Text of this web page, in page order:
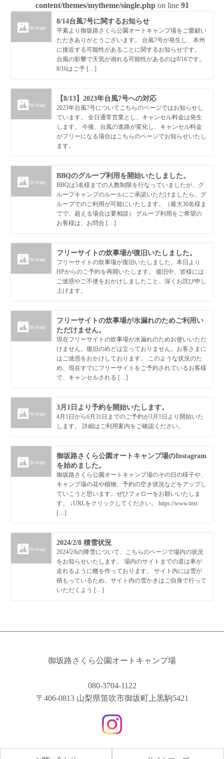
content/themes/mytheme/single.phpon line 91
8/14台風7号に関するお知らせ
平素より御坂路さくら公園オートキャンプ場をご愛顧い
ただきありがとうございます。 台風7号が発生し、本州
に接近する可能性があることに関するお知らせです。
台風の影響で天気が崩れる可能性があるのは8/16です。
8/16はご予 […]
【8/13】2023年台風7号への対応
2023年台風7号についてこちらのページではお知らせし
ています。 全日通常営業とし、キャンセル料金は発生
します。 今後、台風の進路が変化し、キャンセル料金
がフリーになる場合はこちらのページでお知らせいたし
ます。
BBQのグループ利用を開始いたしました。
BBQは5名様までの人数制限を行なっていましたが、グ
ループキャンプのルールにご承諾いただけましたら、グ
ループでのご利用が可能にいたします。（最大30名様ま
でで、超える場合は要相談） グループ利用をご希望の
お客様は、お問合 […]
フリーサイトの炊事場が復旧いたしました。
フリーサイトの炊事場が復旧いたしました。本日より
HPからのご予約を再開いたします。 復旧中、皆様には
ご迷惑やご不便をおかけしましたこと、深くお詫び申し
上げます。
フリーサイトの炊事場が水漏れのためご利用い
ただけません。
現在フリーサイトの炊事場が水漏れのためお使いいただ
けません。復旧のめどは立っておりません。お客さまに
はご迷惑をおかけしております。 このような状況のた
め、現在すでにフリーサイトをご予約されているお客様
で、キャンセルされる […]
3月1日より予約を開始いたします。
4月1日から6月31日までのご予約が3月1日より開始いた
します。 詳細はご利用案内をご確認ください。
御坂路さくら公園オートキャンプ場のInstagram
を始めました。
御坂路さくら公園オートキャンプ場のその日の様子や、
キャンプ場の花や植物、予約の空き状況などをアップし
ていこうと思います。ぜひフォローをお願いいたしま
す。 ↓URLをクリックしてください。 https://www.inst
[…]
2024/2/8 積雪状況
2024/2/6の降雪について、こちらのページで場内の状況
をお知らせいたします。 場内のサイトまでの道は車が
走れるように轍を作っております。 サイト内には雪が
積もっているため、サイト内の雪かきはご自身で行って
いただくよう […]
御坂路さくら公園オートキャンプ場
080-3704-1122
〒406-0813 山梨県笛吹市御坂町上黒駒5421